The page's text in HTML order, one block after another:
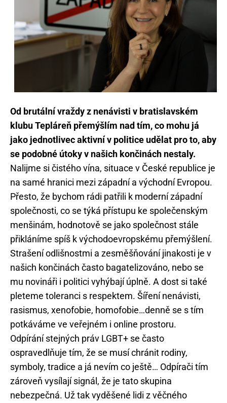
Od brutální vraždy z nenávisti v bratislavském
klubu Tepláreň přemýšlím nad tím, co mohu já
jako jednotlivec aktivní v politice udělat pro to, aby
se podobné útoky v našich končinách nestaly.
Nalijme si čistého vína, situace v České republice je
na samé hranici mezi západní a východní Evropou.
Přesto, že bychom rádi patřili k moderní západní
společnosti, co se týká přístupu ke společenským
menšinám, hodnotově se jako společnost stále
přikláníme spíš k východoevropskému přemýšlení.
Strašení odlišnostmi a zesměšňování jinakosti je v
našich končinách často bagatelizováno, nebo se
mu novináři i politici vyhýbají úplně. A dost si také
pleteme toleranci s respektem. Šíření nenávisti,
rasismus, xenofobie, homofobie…denně se s tím
potkáváme ve veřejném i online prostoru.
Odpírání stejných práv LGBT+ se často
ospravedlňuje tím, že se musí chránit rodiny,
symboly, tradice a já nevím co ještě… Odpírači tím
zároveň vysílají signál, že je tato skupina
nebezpečná. Už tak vyděšené lidi z věčného